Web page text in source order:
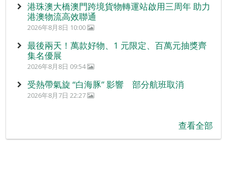
港珠澳大橋澳門跨境貨物轉運站啟用三周年 助力
港澳物流高效聯通
2026年8月8日 10:00
最後兩天！萬款好物、1 元限定、百萬元抽獎齊
集名優展
2026年8月8日 09:54
受熱帶氣旋 “白海豚” 影響 部分航班取消
2026年8月7日 22:27
查看全部